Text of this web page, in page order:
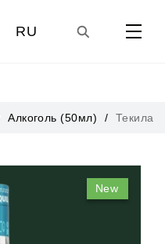
RU
Алкоголь (50мл) Текила
New